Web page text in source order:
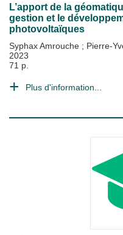
L’apport de la
gestion et le
photovoltaïques
Syphax Amrouche ; Pierre-
2023
71 p.
Plus d'information...